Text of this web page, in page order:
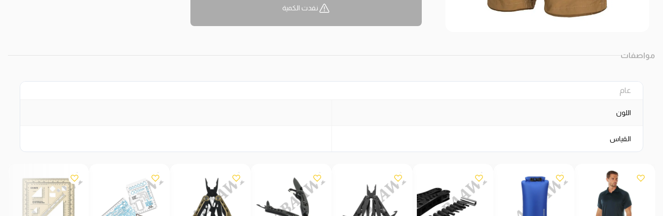
نفدت الكمية
مواصفات
عام
اللون
القياس